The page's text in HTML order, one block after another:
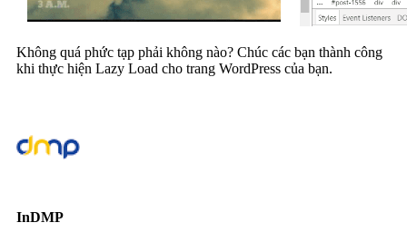
Không quá phức tạp phải không nào? Chúc các bạn thành công
khi thực hiện Lazy Load cho trang WordPress của bạn.
InDMP